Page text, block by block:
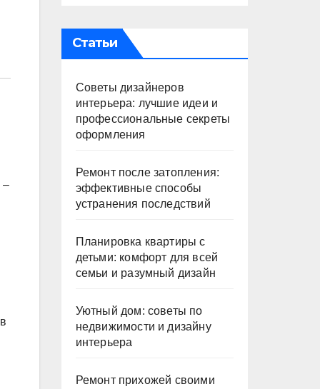
–
Статьи
Советы дизайнеров
интерьера: лучшие идеи и
профессиональные секреты
оформления
Ремонт после затопления:
эффективные способы
устранения последствий
Планировка квартиры с
детьми: комфорт для всей
семьи и разумный дизайн
Уютный дом: советы по
недвижимости и дизайну
интерьера
Ремонт прихожей своими